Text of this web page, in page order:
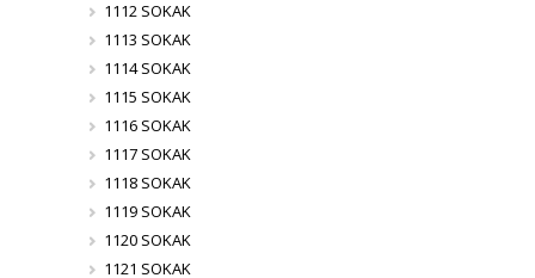
1112 SOKAK
1113 SOKAK
1114 SOKAK
1115 SOKAK
1116 SOKAK
1117 SOKAK
1118 SOKAK
1119 SOKAK
1120 SOKAK
1121 SOKAK